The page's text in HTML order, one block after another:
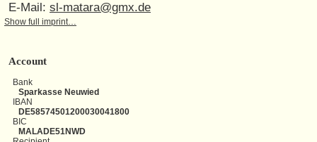
E-Mail: sl-matara@gmx.de
Show full imprint…
Account
Bank
Sparkasse Neuwied
IBAN
DE58574501200030041800
BIC
MALADE51NWD